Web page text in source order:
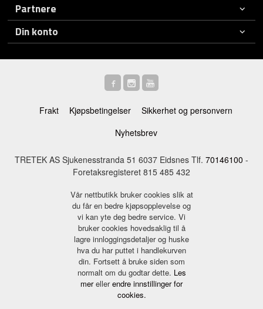
Partnere
Din konto
Frakt Kjøpsbetingelser
Sikkerhet og personvern
Nyhetsbrev
TRETEK AS Sjukenesstranda 51 6037 Eidsnes Tlf. 70146100 -
Foretaksregisteret 815 485 432
Vår nettbutikk bruker cookies slik at
du får en bedre kjøpsopplevelse og
vi kan yte deg bedre service. Vi
bruker cookies hovedsaklig til å
lagre innloggingsdetaljer og huske
hva du har puttet i handlekurven
din. Fortsett å bruke siden som
normalt om du godtar dette. Les
merellerendre innstillinger for
cookies.